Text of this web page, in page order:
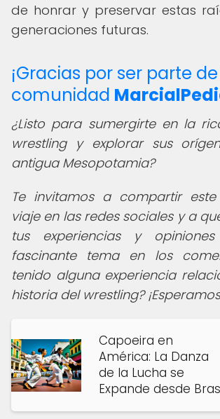
de honrar y preservar estas
generaciones futuras.
¡Gracias por ser parte
comunidad
¿Listo para sumergirte en la
wrestling y explorar sus
antigua Mesopotamia?
Te invitamos a compartir este
viaje en las redes sociales y a
tus experiencias y
fascinante tema en los
tenido alguna experiencia
historia del wrestling?
Capoeira en
América: La Danza
de la Lucha se
Expande desde